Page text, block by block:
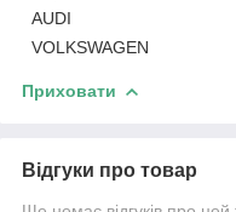
AUDI
VOLKSWAGEN
Приховати
Відгуки про товар